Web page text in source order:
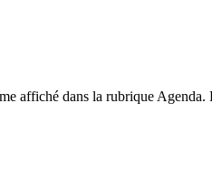
affiché dans la rubrique